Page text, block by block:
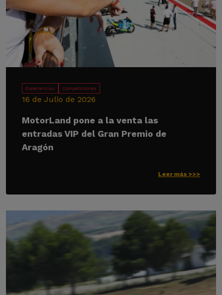
Experiencias Competiciones
16 de Julio de 2026
MotorLand pone a la venta las
entradas VIP del Gran Premio de
Aragón
Leer más >>>